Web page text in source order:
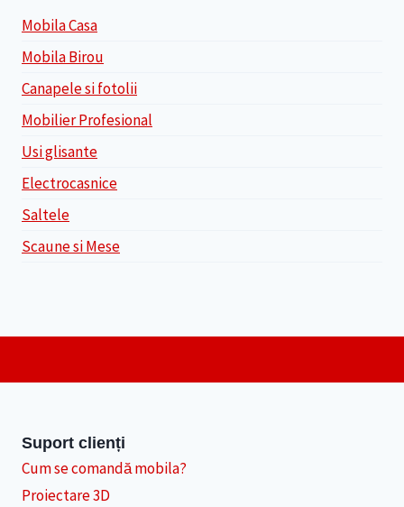
Mobila Casa
Mobila Birou
Canapele si fotolii
Mobilier Profesional
Usi glisante
Electrocasnice
Saltele
Scaune si Mese
Suport clienți
Cum se comandă mobila?
Proiectare 3D